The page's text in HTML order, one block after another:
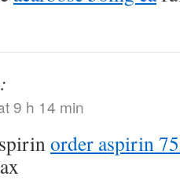
9 h 14 min
order aspirin